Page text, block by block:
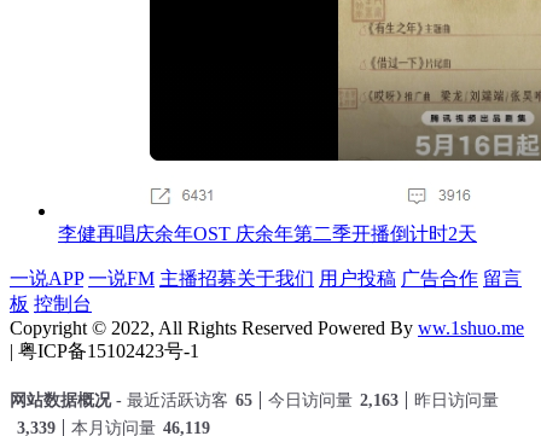
李健再唱庆余年OST 庆余年第二季开播倒计时2天
一说APP 一说FM 主播招募关于我们 用户投稿 广告合作 留言
板 控制台
Copyright © 2022, All Rights Reserved Powered By ww.1shuo.me
| 粤ICP备15102423号-1
网站数据概况 - 最近活跃访客 65 今日访问量 2,163
昨日访问量
3,339
本月访问量 46,119